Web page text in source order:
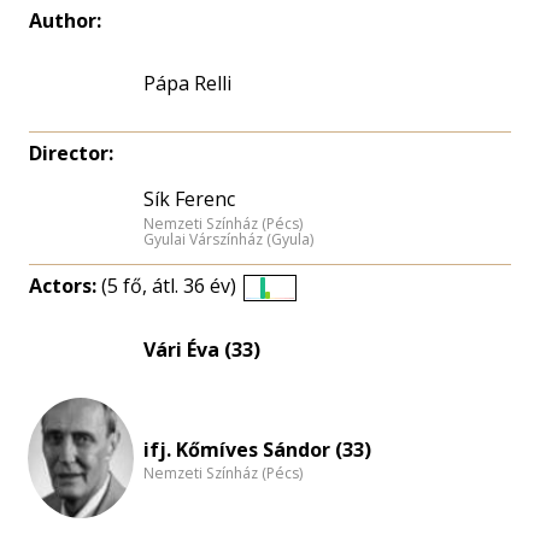
Author:
Pápa Relli
Director:
Sík Ferenc
Nemzeti Színház (Pécs)
Gyulai Várszínház (Gyula)
Actors:(5 fő, átl. 36 év)
Vári Éva (33)
ifj. Kőmíves Sándor (33)
Nemzeti Színház (Pécs)